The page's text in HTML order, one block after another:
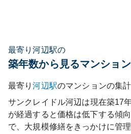
最寄り河辺駅の
築年数から見るマンショ
最寄り河辺駅のマンションの集計
サンクレイドル河辺 は現在築17
が経過すると価格は低下する傾
で、大規模修繕をきっかけに管